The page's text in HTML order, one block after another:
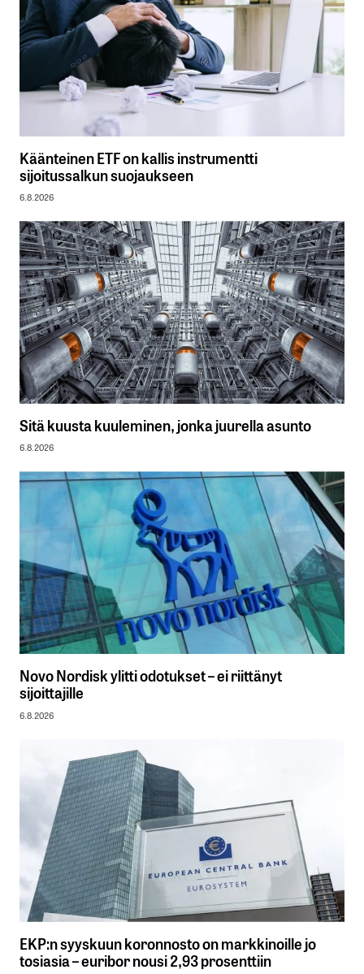
Käänteinen ETF on kallis instrumentti
sijoitussalkun suojaukseen
6.8.2026
Sitä kuusta kuuleminen, jonka juurella asunto
6.8.2026
Novo Nordisk ylitti odotukset – ei riittänyt
sijoittajille
6.8.2026
EKP:n syyskuun koronnosto on markkinoille jo
tosiasia – euribor nousi 2,93 prosenttiin